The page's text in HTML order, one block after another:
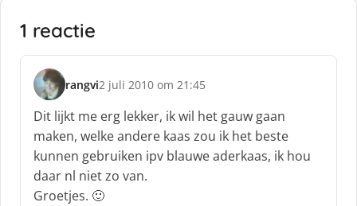
1 reactie
rangvi
s
c
h
r
e
e
f
2 juli 2010 om 21:45
Dit lijkt me erg lekker, ik wil het gauw gaan
maken, welke andere kaas zou ik het beste
kunnen gebruiken ipv blauwe aderkaas, ik hou
daar nl niet zo van.
Groetjes. 🙂